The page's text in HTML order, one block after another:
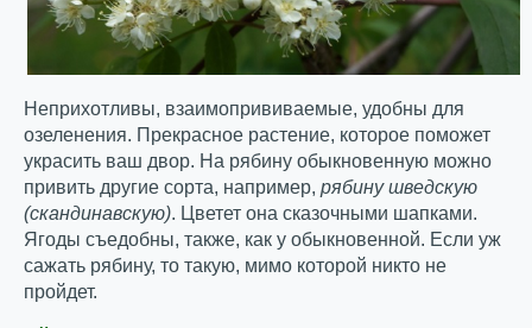
Неприхотливы, взаимопрививаемые, удобны для
озеленения. Прекрасное растение, которое поможет
украсить ваш двор. На рябину обыкновенную можно
привить другие сорта, например, рябину шведскую
(скандинавскую). Цветет она сказочными шапками.
Ягоды съедобны, также, как у обыкновенной. Если уж
сажать рябину, то такую, мимо которой никто не
пройдет.